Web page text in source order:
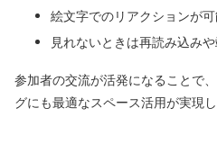
絵文字でのリアクションが
見れないときは再読み込み
参加者の交流が活発になることで
グにも最適なスペース活用が実現し